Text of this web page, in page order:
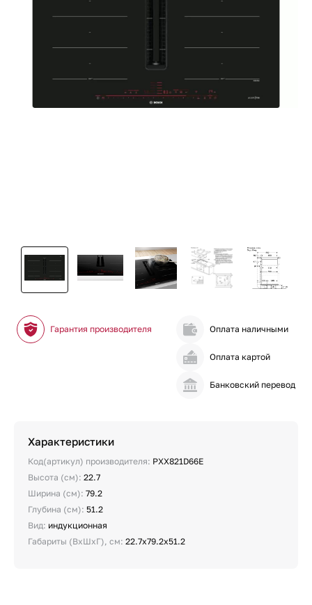
Гарантия производителя Оплата наличными
Оплата картой
Банковский перевод
Характеристики
Код(артикул) производителя: PXX821D66E
Высота (см): 22.7
Ширина (см): 79.2
Глубина (см): 51.2
Вид: индукционная
Габариты (ВхШхГ), см: 22.7х79.2х51.2